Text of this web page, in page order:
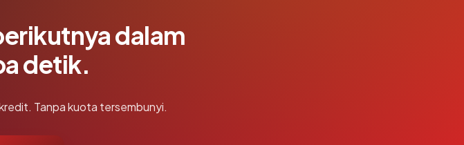
dalam
detik.
Tanpa kuota tersembunyi.